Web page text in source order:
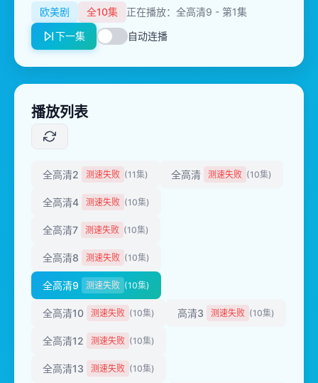
欧美剧 全10集
正在播放：全高清9 - 第1集
下一集
自动连播
播放列表
全高清2 测速失败 (11集) 全高清 测速失败 (10集)
全高清4 测速失败 (10集)
全高清7 测速失败 (10集)
全高清8 测速失败 (10集)
全高清9 测速失败 (10集)
全高清10 测速失败 (10集) 高清3 测速失败 (10集)
全高清12 测速失败 (10集)
全高清13 测速失败 (10集)